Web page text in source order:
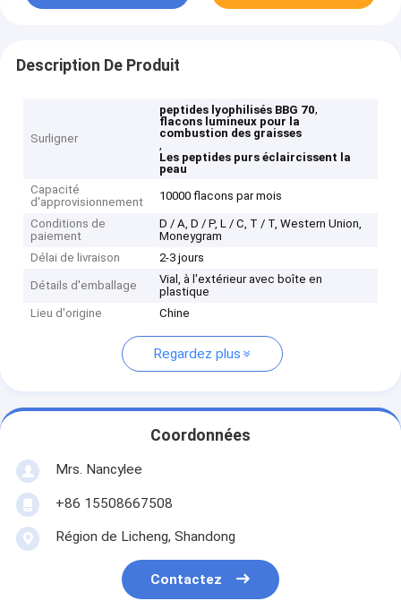
Description De Produit
Surligner
peptides lyophilisés BBG 70,
flacons lumineux pour la
combustion des graisses
,
Les peptides purs éclaircissent la
peau
Capacité
d'approvisionnement
10000 flacons par mois
Conditions de
paiement
D / A, D / P, L / C, T / T, Western Union,
Moneygram
Délai de livraison
2-3 jours
Détails d'emballage
Vial, à l'extérieur avec boîte en
plastique
Lieu d'origine
Chine
Regardez plus
Coordonnées
Mrs. Nancylee
+86 15508667508
Région de Licheng, Shandong
Contactez